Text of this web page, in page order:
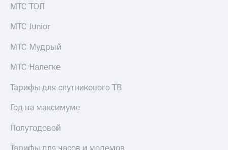
ТВ
Спутниковое
ТВ
Домашний
в МТС
номером
Подписка
интернета,
музыка
и многое
другое
группа
Скидка
общие
МТС ТОП
МТС Junior
МТС Мудрый
МТС Налегке
Тарифы для спутникового ТВ
Год на максимуме
Полугодовой